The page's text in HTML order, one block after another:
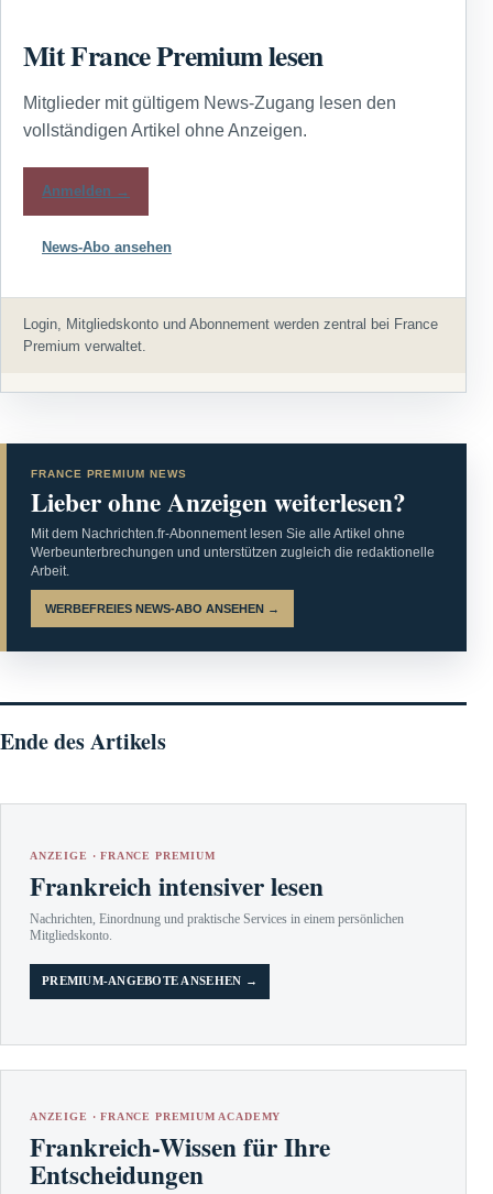
Mit France Premium lesen
Mitglieder mit gültigem News-Zugang lesen den
vollständigen Artikel ohne Anzeigen.
Anmelden →
News-Abo ansehen
Login, Mitgliedskonto und Abonnement werden zentral bei France
Premium verwaltet.
FRANCE PREMIUM NEWS
Lieber ohne Anzeigen weiterlesen?
Mit dem Nachrichten.fr-Abonnement lesen Sie alle Artikel ohne
Werbeunterbrechungen und unterstützen zugleich die redaktionelle
Arbeit.
WERBEFREIES NEWS-ABO ANSEHEN →
Ende des Artikels
ANZEIGE · FRANCE PREMIUM
Frankreich intensiver lesen
Nachrichten, Einordnung und praktische Services in einem persönlichen
Mitgliedskonto.
PREMIUM-ANGEBOTE ANSEHEN →
ANZEIGE · FRANCE PREMIUM ACADEMY
Frankreich-Wissen für Ihre
Entscheidungen